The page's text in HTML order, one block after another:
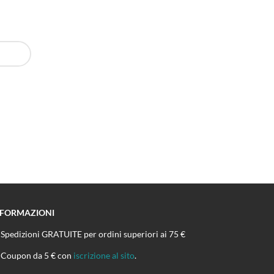
Spedizioni GRATUITE per ordini superiori ai 75 €
Coupon da 5 € con iscrizione al sito.